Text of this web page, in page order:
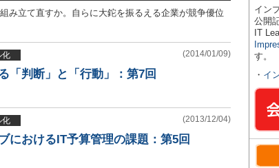
み立て直すか。自らに大鉈を振るえる企業が競争優位
化 (2014/01/09)
「判断」と「行動」：第7回
化 (2013/12/04)
におけるIT予算管理の課題：第5回
イン
公開
IT
す。
・ イ